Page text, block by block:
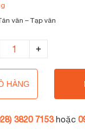
văn – Tạp văn
HÀNG
3820 7153hoặc